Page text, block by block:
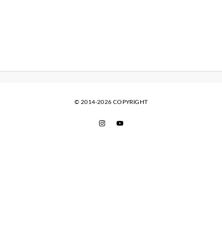
© 2014-2026 COPYRIGHT